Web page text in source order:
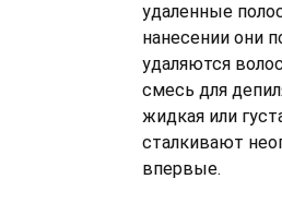
удаленные
нанесении они
удаляются
смесь для
жидкая или
сталкивают
впервые.